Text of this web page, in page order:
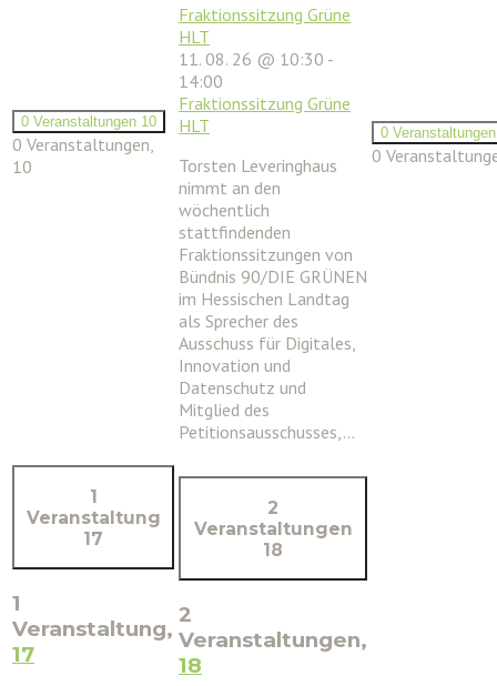
0 Veranstaltungen 10
0 Veranstaltungen,
10
Fraktionssitzung Grüne
HLT
11. 08. 26 @ 10:30 -
14:00
Fraktionssitzung Grüne
HLT
Torsten Leveringhaus
nimmt an den
wöchentlich
stattfindenden
Fraktionssitzungen von
Bündnis 90/DIE GRÜNEN
im Hessischen Landtag
als Sprecher des
Ausschuss für Digitales,
Innovation und
Datenschutz und
Mitglied des
Petitionsausschusses,…
0
0
1
Veranstaltung
17
1
Veranstaltung,
17
2
Veranstaltungen
18
2
Veranstaltungen,
18